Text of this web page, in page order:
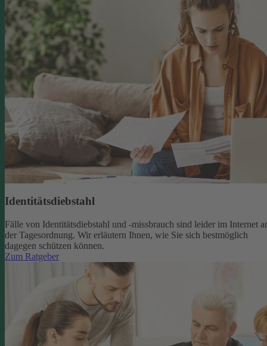
Identitätsdiebstahl
Fälle von Identitätsdiebstahl und -missbrauch sind leider im Internet
der Tagesordnung. Wir erläutern Ihnen, wie Sie sich bestmöglich
dagegen schützen können.
Zum Ratgeber